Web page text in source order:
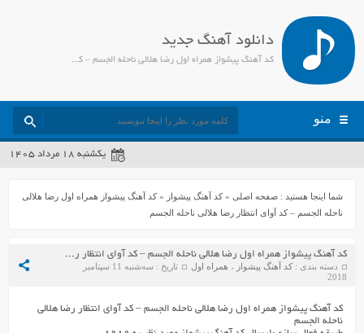
دانلود آهنگ جدید
کد آهنگ پیشواز همراه اول رضا هلالی ناحله الجسم – کد آوای انتظار رضا هلالی ناحله الجسم - جمیل مدیا
منو
یکشنبه ۱۸ مرداد ۱۴۰۵
شما اینجا هستید :صفحه اصلی »کد آهنگ پیشواز »کد آهنگ پیشواز همراه اول رضا هلالی
ناحله الجسم – کد آوای انتظار رضا هلالی ناحله الجسم
کد آهنگ پیشواز همراه اول رضا هلالی ناحله الجسم – کد آوای انتظار رضا هلالی ناحله الجسم
دسته بندی :کد آهنگ پیشواز ، همراه اول
تاریخ : سه‌شنبه 11 سپتامبر
2018
کد آهنگ پیشواز همراه اول رضا هلالی ناحله الجسم – کد آوای انتظار رضا هلالی
ناحله الجسم